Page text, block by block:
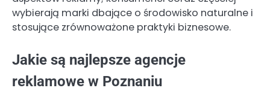
wybierają marki dbające o środowisko naturalne i
stosujące zrównoważone praktyki biznesowe.
Jakie są najlepsze agencje
reklamowe w Poznaniu